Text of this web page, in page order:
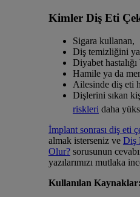
Kimler Diş Eti
Sigara kullanan,
Diş temizliğini
Diyabet
Hamile ya da
Ailesinde diş eti
Dişlerini sıkan
riskleri daha
İmplant sonrası diş eti
almak isterseniz ve Diş
Olur?sorusunun
yazılarımızı mutlaka
Kullanılan Kaynaklar: